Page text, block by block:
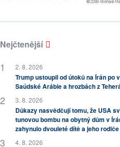
Nejčtenější
2. 8. 2026
Trump ustoupil od útoků na Írán po
Saúdské Arábie a hrozbách z
3. 8. 2026
Důkazy nasvědčují tomu, že USA
tunovou bombu na obytný dům v
zahynulo dvouleté dítě a jeho rodiče
4. 8. 2026